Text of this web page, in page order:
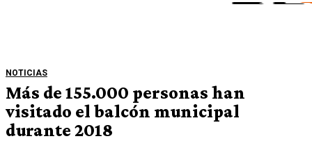
NOTICIAS
Más de 155.000 personas han
visitado el balcón municipal
durante 2018